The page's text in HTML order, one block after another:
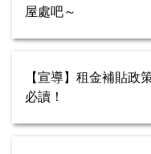
校外賃居服務
屋處吧～
【宣導】租金補貼政
必讀！